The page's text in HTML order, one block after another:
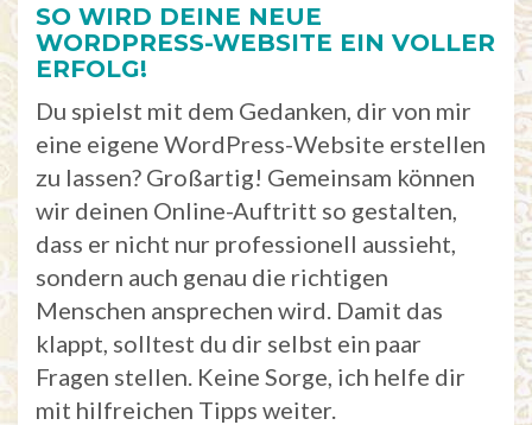
SO WIRD DEINE NEUE
WORDPRESS-WEBSITE EIN VOLLER
ERFOLG!
Du spielst mit dem Gedanken, dir von mir
eine eigene WordPress-Website erstellen
zu lassen? Großartig! Gemeinsam können
wir deinen Online-Auftritt so gestalten,
dass er nicht nur professionell aussieht,
sondern auch genau die richtigen
Menschen ansprechen wird. Damit das
klappt, solltest du dir selbst ein paar
Fragen stellen. Keine Sorge, ich helfe dir
mit hilfreichen Tipps weiter.